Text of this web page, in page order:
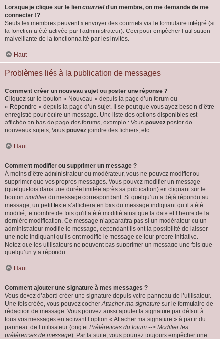
Lorsque je clique sur le lien courrield’un membre, on me demande de me
connecter !?
Seuls les membres peuvent s’envoyer des courriels via le formulaire intégré (si
la fonction a été activée par l’administrateur). Ceci pour empêcher l’utilisation
malveillante de la fonctionnalité par les invités.
Haut
Problèmes liés à la publication de messages
Comment créer un nouveau sujet ou poster une réponse ?
Cliquez sur le bouton « Nouveau » depuis la page d’un forum ou
« Répondre » depuis la page d’un sujet. Il se peut que vous ayez besoin d’être
enregistré pour écrire un message. Une liste des options disponibles est
affichée en bas de page des forums, exemple : Vous pouvez poster de
nouveaux sujets, Vous pouvez joindre des fichiers, etc.
Haut
Comment modifier ou supprimer un message ?
À moins d’être administrateur ou modérateur, vous ne pouvez modifier ou
supprimer que vos propres messages. Vous pouvez modifier un message
(quelquefois dans une durée limitée après sa publication) en cliquant sur le
bouton modifierdu message correspondant. Si quelqu’un a déjà répondu au
message, un petit texte s’affichera en bas du message indiquant qu’il a été
modifié, le nombre de fois qu’il a été modifié ainsi que la date et l’heure de la
dernière modification. Ce message n’apparaîtra pas si un modérateur ou un
administrateur modifie le message, cependant ils ont la possibilité de laisser
une note indiquant qu’ils ont modifié le message de leur propre initiative.
Notez que les utilisateurs ne peuvent pas supprimer un message une fois que
quelqu’un y a répondu.
Haut
Comment ajouter une signature à mes messages ?
Vous devez d’abord créer une signature depuis votre panneau de l’utilisateur.
Une fois créée, vous pouvez cocherAttacher ma signature sur le formulaire de
rédaction de message. Vous pouvez aussi ajouter la signature par défaut à
tous vos messages en activant l’option « Attacher ma signature » à partir du
panneau de l’utilisateur (ongletPréférences du forum --> Modifier les
préférences de message). Par la suite, vous pourrez toujours empêcher une